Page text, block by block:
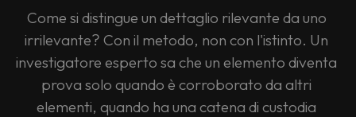
Come si distingue un dettaglio rilevante da uno
irrilevante? Con il metodo, non con l'istinto. Un
investigatore esperto sa che un elemento diventa
prova solo quando è corroborato da altri
elementi, quando ha una catena di custodia